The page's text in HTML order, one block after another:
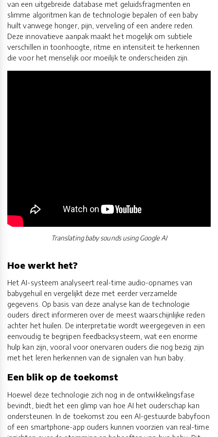
van een uitgebreide database met geluidsfragmenten en
slimme algoritmen kan de technologie bepalen of een baby
huilt vanwege honger, pijn, verveling of een andere reden.
Deze innovatieve aanpak maakt het mogelijk om subtiele
verschillen in toonhoogte, ritme en intensiteit te herkennen
die voor het menselijk oor moeilijk te onderscheiden zijn.
Translating baby sounds using Google AI
Hoe werkt het?
Het AI-systeem analyseert real-time audio-opnames van
babygehuil en vergelijkt deze met eerder verzamelde
gegevens. Op basis van deze analyse kan de technologie
ouders direct informeren over de meest waarschijnlijke reden
achter het huilen. De interpretatie wordt weergegeven in een
eenvoudig te begrijpen feedbacksysteem, wat een enorme
hulp kan zijn, vooral voor onervaren ouders die nog bezig zijn
met het leren herkennen van de signalen van hun baby.
Een blik op de toekomst
Hoewel deze technologie zich nog in de ontwikkelingsfase
bevindt, biedt het een glimp van hoe AI het ouderschap kan
ondersteunen. In de toekomst zou een AI-gestuurde babyfoon
of een smartphone-app ouders kunnen voorzien van real-time